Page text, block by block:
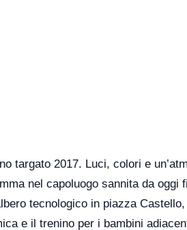
targato 2017. Luci, colori e
nel capoluogo sannita da oggi
tecnologico in piazza
e il trenino per i bambini